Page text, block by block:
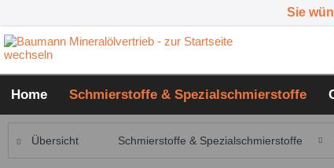
Sie
Home Schmierstoffe & Spezialschmierstoffe
Übersicht Schmierstoffe & Spezialschmierstoffe